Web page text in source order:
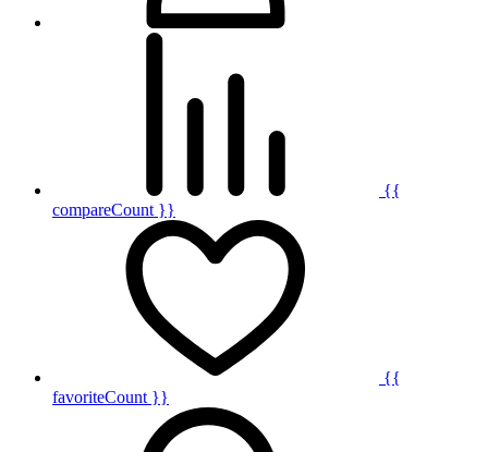
{{
compareCount }}
{{
favoriteCount }}